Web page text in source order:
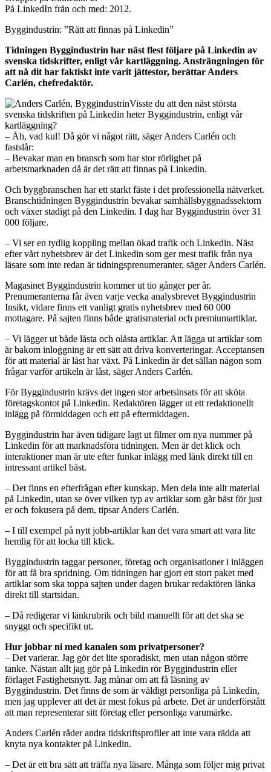
På LinkedIn från och med: 2012.
Byggindustrin: ”Rätt att finnas på Linkedin”
Tidningen Byggindustrin har näst flest följare på Linkedin av
svenska tidskrifter, enligt vår kartläggning. Ansträngningen för
att nå dit har faktiskt inte varit jättestor, berättar Anders
Carlén, chefredaktör.
Visste du att den näst största
svenska tidskriften på Linkedin heter Byggindustrin, enligt vår
kartläggning?
– Åh, vad kul! Då gör vi något rätt, säger Anders Carlén och
fastslår:
– Bevakar man en bransch som har stor rörlighet på
arbetsmarknaden då är det rätt att finnas på Linkedin.
Och byggbranschen har ett starkt fäste i det professionella nätverket.
Branschtidningen Byggindustrin bevakar samhällsbyggnadssektorn
och växer stadigt på den Linkedin. I dag har Byggindustrin över 31
000 följare.
– Vi ser en tydlig koppling mellan ökad trafik och Linkedin. Näst
efter vårt nyhetsbrev är det Linkedin som ger mest trafik från nya
läsare som inte redan är tidningsprenumeranter, säger Anders Carlén.
Magasinet Byggindustrin kommer ut tio gånger per år.
Prenumeranterna får även varje vecka analysbrevet Byggindustrin
Insikt, vidare finns ett vanligt gratis nyhetsbrev med 60 000
mottagare. På sajten finns både gratismaterial och premiumartiklar.
– Vi lägger ut både låsta och olåsta artiklar. Att lägga ut artiklar som
är bakom inloggning är ett sätt att driva konverteringar. Acceptansen
för att material är låst har växt. På Linkedin är det sällan någon som
frågar varför artikeln är låst, säger Anders Carlén.
För Byggindustrin krävs det ingen stor arbetsinsats för att sköta
företagskontot på Linkedin. Redaktören lägger ut ett redaktionellt
inlägg på förmiddagen och ett på eftermiddagen.
Byggindustrin har även tidigare lagt ut filmer om nya nummer på
Linkedin för att marknadsföra tidningen. Men är det klick och
interaktioner man är ute efter funkar inlägg med länk direkt till en
intressant artikel bäst.
– Det finns en efterfrågan efter kunskap. Men dela inte allt material
på Linkedin, utan se över vilken typ av artiklar som går bäst för just
er och fokusera på dem, tipsar Anders Carlén.
– I till exempel på nytt jobb-artiklar kan det vara smart att vara lite
hemlig för att locka till klick.
Byggindustrin taggar personer, företag och organisationer i inläggen
för att få bra spridning. Om tidningen har gjort ett stort paket med
artiklar som ska toppa sajten under dagen brukar redaktören länka
direkt till startsidan.
– Då redigerar vi länkrubrik och bild manuellt för att det ska se
snyggt och specifikt ut.
Hur jobbar ni med kanalen som privatpersoner?
– Det varierar. Jag gör det lite sporadiskt, men utan någon större
tanke. Nästan allt jag gör på Linkedin rör Byggindustrin eller
förlaget Fastighetsnytt. Jag månar om att få läsning av
Byggindustrin. Det finns de som är väldigt personliga på Linkedin,
men jag upplever att det är mest fokus på arbete. Det är underförstått
att man representerar sitt företag eller personliga varumärke.
Anders Carlén råder andra tidskriftsprofiler att inte vara rädda att
knyta nya kontakter på Linkedin.
– Det är ett bra sätt att träffa nya läsare. Många som följer mig privat